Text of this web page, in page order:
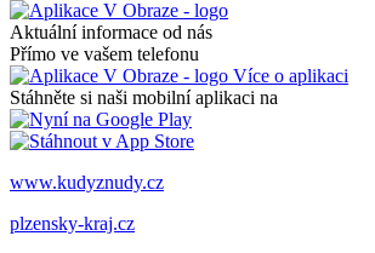
Aktuální informace od nás
Přímo ve vašem telefonu
Více o aplikaci
Stáhněte si naši mobilní aplikaci na
www.kudyznudy.cz
plzensky-kraj.cz